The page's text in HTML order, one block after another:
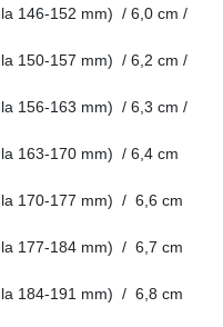
146-152 mm) / 6,0 cm /
150-157 mm) / 6,2 cm /
156-163 mm) / 6,3 cm /
163-170 mm) / 6,4 cm
170-177 mm) / 6,6 cm
177-184 mm) / 6,7 cm
184-191 mm) / 6,8 cm